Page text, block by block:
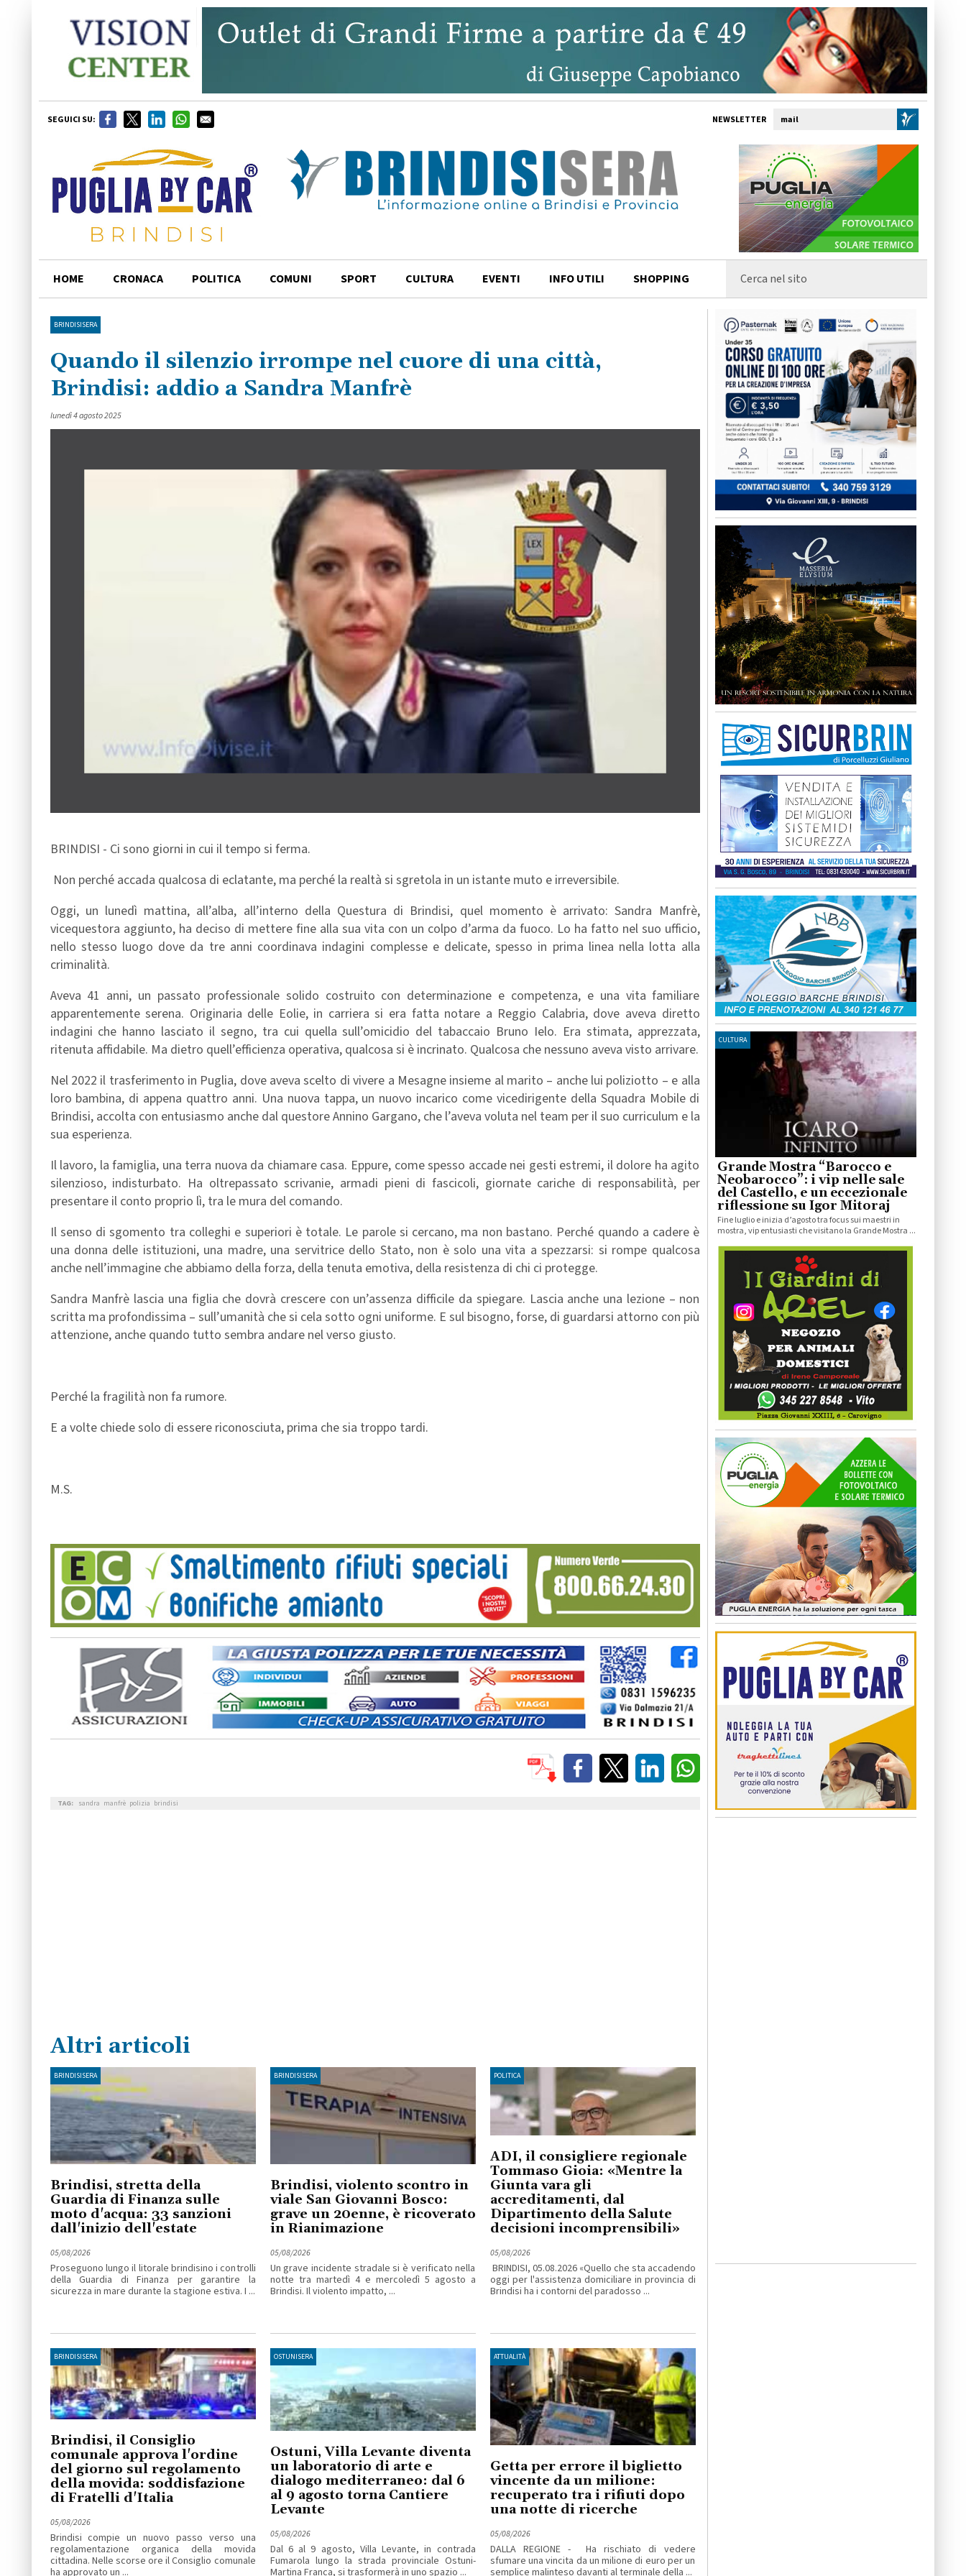
SEGUICI SU: NEWSLETTER
HOME CRONACA POLITICA COMUNI SPORT CULTURA EVENTI INFO UTILI SHOPPING
BRINDISISERA
Quando il silenzio irrompe nel cuore di una città,
Brindisi: addio a Sandra Manfrè
lunedì 4 agosto 2025
BRINDISI - Ci sono giorni in cui il tempo si ferma.
Non perché accada qualcosa di eclatante, ma perché la realtà si sgretola in un istante muto e irreversibile.
Oggi, un lunedì mattina, all’alba, all’interno della Questura di Brindisi, quel momento è arrivato: Sandra Manfrè,
vicequestora aggiunto, ha deciso di mettere fine alla sua vita con un colpo d’arma da fuoco. Lo ha fatto nel suo ufficio,
nello stesso luogo dove da tre anni coordinava indagini complesse e delicate, spesso in prima linea nella lotta alla
criminalità.
Aveva 41 anni, un passato professionale solido costruito con determinazione e competenza, e una vita familiare
apparentemente serena. Originaria delle Eolie, in carriera si era fatta notare a Reggio Calabria, dove aveva diretto
indagini che hanno lasciato il segno, tra cui quella sull’omicidio del tabaccaio Bruno Ielo. Era stimata, apprezzata,
ritenuta affidabile. Ma dietro quell’efficienza operativa, qualcosa si è incrinato. Qualcosa che nessuno aveva visto arrivare.
Nel 2022 il trasferimento in Puglia, dove aveva scelto di vivere a Mesagne insieme al marito – anche lui poliziotto – e alla
loro bambina, di appena quattro anni. Una nuova tappa, un nuovo incarico come vicedirigente della Squadra Mobile di
Brindisi, accolta con entusiasmo anche dal questore Annino Gargano, che l’aveva voluta nel team per il suo curriculum e la
sua esperienza.
Il lavoro, la famiglia, una terra nuova da chiamare casa. Eppure, come spesso accade nei gesti estremi, il dolore ha agito
silenzioso, indisturbato. Ha oltrepassato scrivanie, armadi pieni di fascicoli, giornate cariche di responsabilità, per
presentare il conto proprio lì, tra le mura del comando.
Il senso di sgomento tra colleghi e superiori è totale. Le parole si cercano, ma non bastano. Perché quando a cadere è
una donna delle istituzioni, una madre, una servitrice dello Stato, non è solo una vita a spezzarsi: si rompe qualcosa
anche nell’immagine che abbiamo della forza, della tenuta emotiva, della resistenza di chi ci protegge.
Sandra Manfrè lascia una figlia che dovrà crescere con un’assenza difficile da spiegare. Lascia anche una lezione – non
scritta ma profondissima – sull’umanità che si cela sotto ogni uniforme. E sul bisogno, forse, di guardarsi attorno con più
attenzione, anche quando tutto sembra andare nel verso giusto.
Perché la fragilità non fa rumore.
E a volte chiede solo di essere riconosciuta, prima che sia troppo tardi.
M.S.
TAG: sandra manfrè polizia brindisi
Altri articoli
BRINDISISERA
Brindisi, stretta della
Guardia di Finanza sulle
moto d'acqua: 33 sanzioni
dall'inizio dell'estate
05/08/2026
Proseguono lungo il litorale brindisino i controlli
della Guardia di Finanza per garantire la
sicurezza in mare durante la stagione estiva. I ...
BRINDISISERA
Brindisi, violento scontro in
viale San Giovanni Bosco:
grave un 20enne, è ricoverato
in Rianimazione
05/08/2026
Un grave incidente stradale si è verificato nella
notte tra martedì 4 e mercoledì 5 agosto a
Brindisi. Il violento impatto, ...
POLITICA
ADI, il consigliere regionale
Tommaso Gioia: «Mentre la
Giunta vara gli
accreditamenti, dal
Dipartimento della Salute
decisioni incomprensibili»
05/08/2026
BRINDISI, 05.08.2026 «Quello che sta accadendo
oggi per l'assistenza domiciliare in provincia di
Brindisi ha i contorni del paradosso ...
BRINDISISERA
Brindisi, il Consiglio
comunale approva l'ordine
del giorno sul regolamento
della movida: soddisfazione
di Fratelli d'Italia
05/08/2026
Brindisi compie un nuovo passo verso una
regolamentazione organica della movida
cittadina. Nelle scorse ore il Consiglio comunale
ha approvato un ...
OSTUNISERA
Ostuni, Villa Levante diventa
un laboratorio di arte e
dialogo mediterraneo: dal 6
al 9 agosto torna Cantiere
Levante
05/08/2026
Dal 6 al 9 agosto, Villa Levante, in contrada
Fumarola lungo la strada provinciale Ostuni-
Martina Franca, si trasformerà in uno spazio ...
ATTUALITÀ
Getta per errore il biglietto
vincente da un milione:
recuperato tra i rifiuti dopo
una notte di ricerche
05/08/2026
DALLA REGIONE - Ha rischiato di vedere
sfumare una vincita da un milione di euro per un
semplice malinteso davanti al terminale della ...
CULTURA
Grande Mostra “Barocco e
Neobarocco”: i vip nelle sale
del Castello, e un eccezionale
riflessione su Igor Mitoraj
Fine luglio e inizia d’agosto tra focus sui maestri in
mostra, vip entusiasti che visitano la Grande Mostra ...